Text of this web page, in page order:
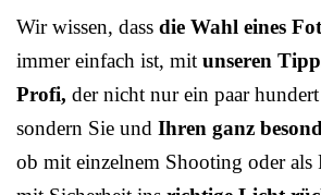
Wir wissen, dass die Wahl eines
immer einfach ist, mit unseren
Profi, der nicht nur ein paar
sondern Sie und Ihren ganz
ob mit einzelnem Shooting oder als